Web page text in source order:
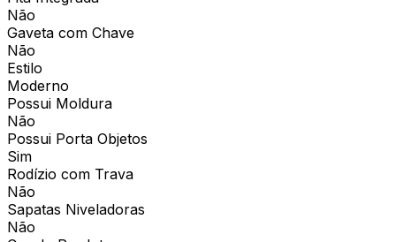
Não
Gaveta com Chave
Não
Estilo
Moderno
Possui Moldura
Não
Possui Porta Objetos
Sim
Rodízio com Trava
Não
Sapatas Niveladoras
Não